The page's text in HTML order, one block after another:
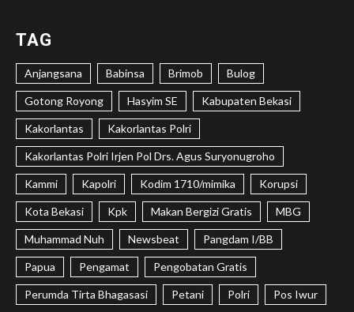
TAG
Anjangsana Babinsa Brimob Bulog
Gotong Royong Hasyim SE Kabupaten Bekasi
Kakorlantas Kakorlantas Polri
Kakorlantas Polri Irjen Pol Drs. Agus Suryonugroho
Kammi Kapolri Kodim 1710/mimika Korupsi
Kota Bekasi Kpk Makan Bergizi Gratis MBG
Muhammad Nuh Newsbeat Pangdam I/BB
Papua Pengamat Pengobatan Gratis
Perumda Tirta Bhagasasi Petani Polri Pos Iwur